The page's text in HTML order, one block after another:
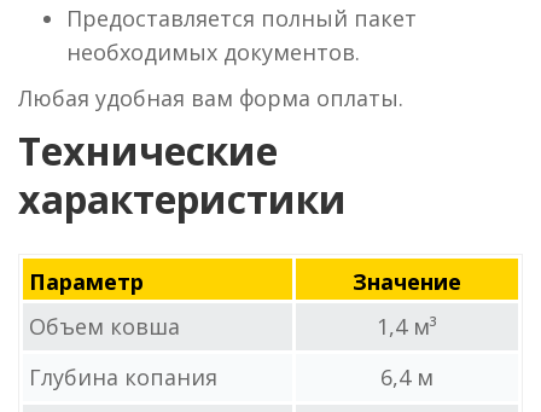
Предоставляется полный пакет
необходимых документов.
Любая удобная вам форма оплаты.
Технические
характеристики
Параметр
Значение
Объем ковша
1,4 м³
Глубина копания
6,4 м